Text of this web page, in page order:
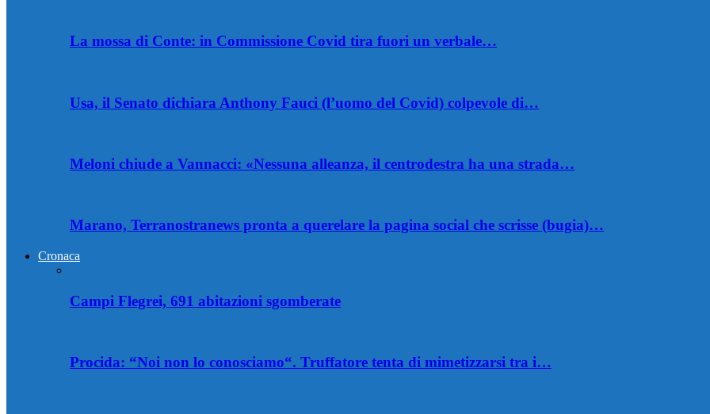
La mossa di Conte: in Commissione Covid tira fuori un verbale…
Usa, il Senato dichiara Anthony Fauci (l’uomo del Covid) colpevole di…
Meloni chiude a Vannacci: «Nessuna alleanza, il centrodestra ha una strada…
Marano, Terranostranews pronta a querelare la pagina social che scrisse (bugia)…
Cronaca
Campi Flegrei, 691 abitazioni sgomberate
Procida: “Noi non lo conosciamo“. Truffatore tenta di mimetizzarsi tra i…